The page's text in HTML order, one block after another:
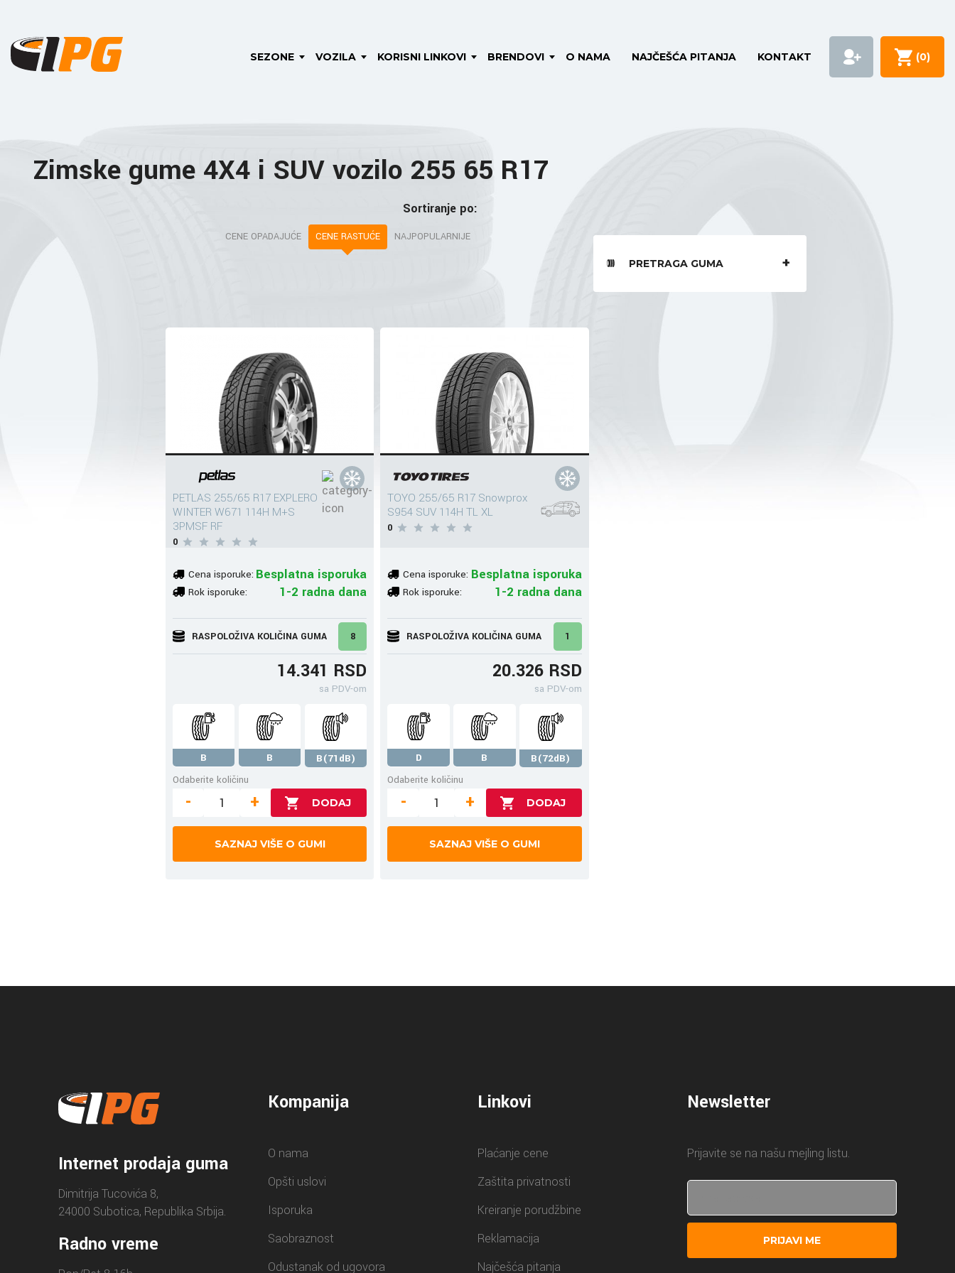
SEZONE VOZILA KORISNI LINKOVI BRENDOVI O NAMA NAJČEŠĆA PITANJA KONTAKT (0)
Zimske gume 4X4 i SUV vozilo 255 65 R17
Sortiranje po:
CENE OPADAJUĆE CENE RASTUĆE NAJPOPULARNIJE
PRETRAGA GUMA
PETLAS 255/65 R17 EXPLERO
WINTER W671 114H M+S
3PMSF RF
0
Cena isporuke: Besplatna isporuka
Rok isporuke: 1-2 radna dana
RASPOLOŽIVA KOLIČINA GUMA 8
14.341 RSD
sa PDV-om
B B
B(71dB)
Odaberite količinu
- +
SAZNAJ VIŠE O GUMI
TOYO 255/65 R17 Snowprox
S954 SUV 114H TL XL
0
Cena isporuke: Besplatna isporuka
Rok isporuke: 1-2 radna dana
RASPOLOŽIVA KOLIČINA GUMA 1
20.326 RSD
sa PDV-om
D B
B(72dB)
Odaberite količinu
- +
SAZNAJ VIŠE O GUMI
Internet prodaja guma
Dimitrija Tucovića 8,
24000 Subotica, Republika Srbija.
Radno vreme
Kompanija
O nama
Opšti uslovi
Isporuka
Saobraznost
Odustanak od ugovora
Linkovi
Plaćanje cene
Zaštita privatnosti
Kreiranje porudžbine
Reklamacija
Najčešća pitanja
Newsletter
Prijavite se na našu mejling listu.
PRIJAVI ME